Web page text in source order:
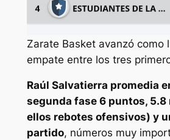
Zarate Basket avanzó como
empate entre los tres
Raúl Salvatierra promedia
segunda fase 6 puntos, 5.8
ellos rebotes ofensivos) y
partido, números muy